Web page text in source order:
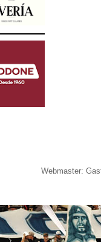
Webmaster: